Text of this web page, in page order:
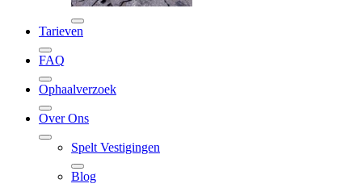
Tarieven
FAQ
Ophaalverzoek
Over Ons
Spelt Vestigingen
Blog